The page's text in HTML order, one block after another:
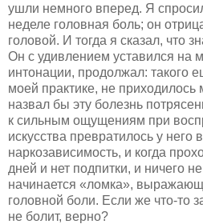
ушли немного вперед. Я
неделе головная боль; он
головой. И тогда я сказал, что
Он с удивлением уставился на
интонации, продолжал: такого
моей практике, не приходилось
назвал бы эту болезнь
к сильным ощущениям при
искусства превратилось у него
наркозависимость, и когда
дней и нет подпитки, и ничего
начинается «ломка»,
головной боли. Если же что-то
не болит, верно?